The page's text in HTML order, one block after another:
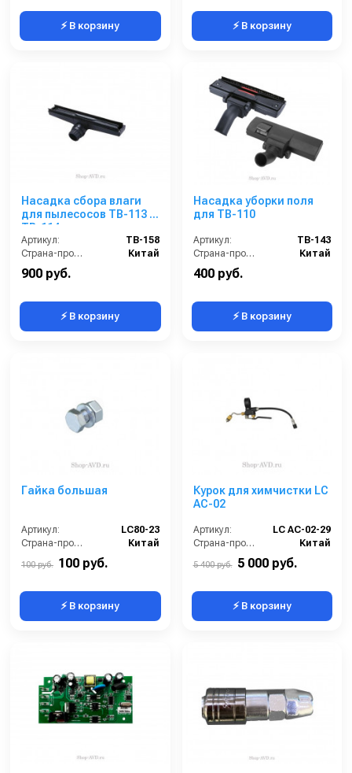
⚡ В корзину ⚡ В корзину
Насадка сбора влаги
для пылесосов TB-113 и
TB-114
Артикул:
TB-158
Страна-производитель:
Китай
900 руб.
⚡ В корзину
Насадка уборки поля
для TB-110
Артикул:
TB-143
Страна-производитель:
Китай
400 руб.
⚡ В корзину
Гайка большая
Артикул:
LC80-23
Страна-производитель:
Китай
100 руб. 100 руб.
⚡ В корзину
Курок для химчистки LC
AC-02
Артикул:
LC AC-02-29
Страна-производитель:
Китай
5 400 руб. 5 000 руб.
⚡ В корзину